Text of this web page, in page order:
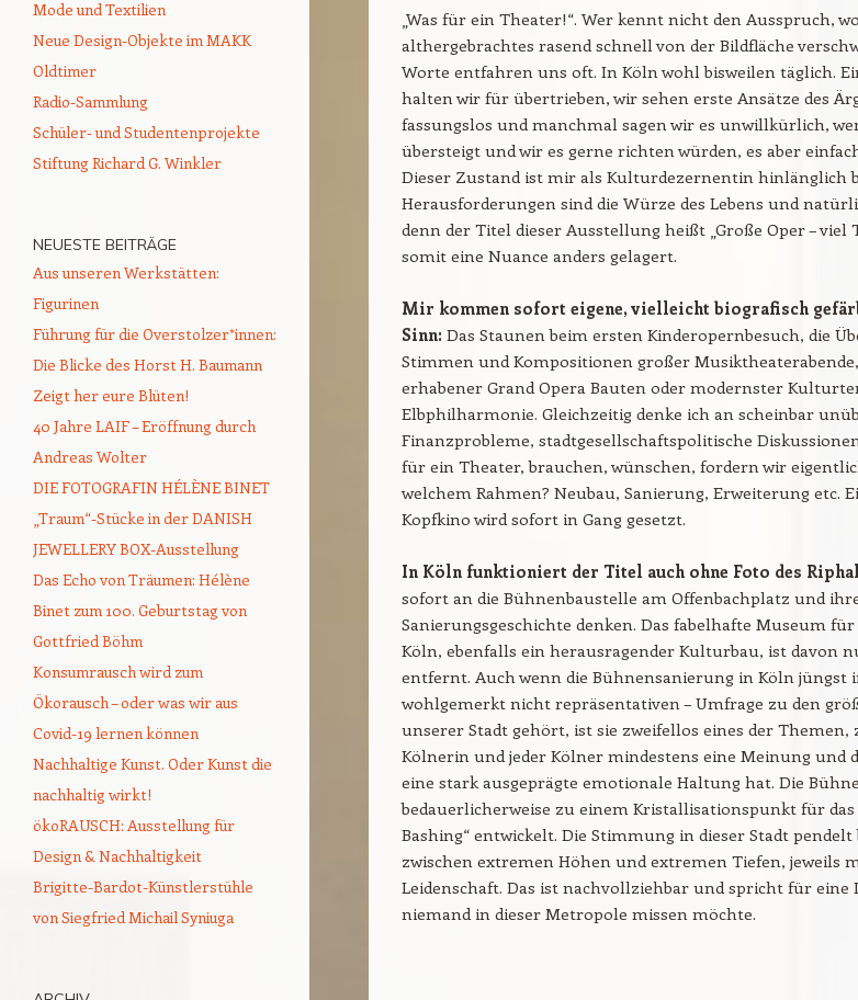
„Was für ein Theater!“. Wer kennt nicht den Ausspruch,
althergebrachtes rasend schnell von der Bildfläche
Worte entfahren uns oft. In Köln wohl bisweilen täglich.
halten wir für übertrieben, wir sehen erste Ansätze des
fassungslos und manchmal sagen wir es unwillkürlich,
übersteigt und wir es gerne richten würden, es aber
Dieser Zustand ist mir als Kulturdezernentin hinlänglich
Herausforderungen sind die Würze des Lebens und
denn der Titel dieser Ausstellung heißt „Große Oper – viel
somit eine Nuance anders gelagert.
Mir kommen sofort eigene, vielleicht biografisch
Sinn: Das Staunen beim ersten Kinderopernbesuch, die
Stimmen und Kompositionen großer
erhabener Grand Opera Bauten oder modernster
Elbphilharmonie. Gleichzeitig denke ich an scheinbar
Finanzprobleme, stadtgesellschaftspolitische
für ein Theater, brauchen, wünschen, fordern wir
welchem Rahmen? Neubau, Sanierung, Erweiterung etc.
Kopfkino wird sofort in Gang gesetzt.
In Köln funktioniert der Titel auch ohne Foto des
sofort an die Bühnenbaustelle am Offenbachplatz und
Sanierungsgeschichte denken. Das fabelhafte Museum
Köln, ebenfalls ein herausragender Kulturbau, ist davon
entfernt. Auch wenn die Bühnensanierung in Köln jüngst
wohlgemerkt nicht repräsentativen – Umfrage zu den
unserer Stadt gehört, ist sie zweifellos eines der Themen,
Kölnerin und jeder Kölner mindestens eine Meinung und
eine stark ausgeprägte emotionale Haltung hat. Die
bedauerlicherweise zu einem Kristallisationspunkt für das
Bashing“ entwickelt. Die Stimmung in dieser Stadt
zwischen extremen Höhen und extremen Tiefen, jeweils
Leidenschaft. Das ist nachvollziehbar und spricht für eine
niemand in dieser Metropole missen möchte.
Mode und Textilien
Neue Design-Objekte im MAKK
Oldtimer
Radio-Sammlung
Schüler- und Studentenprojekte
Stiftung Richard G. Winkler
NEUESTE BEITRÄGE
Aus unseren Werkstätten:
Figurinen
Führung für die Overstolzer*innen:
Die Blicke des Horst H. Baumann
Zeigt her eure Blüten!
40 Jahre LAIF – Eröffnung durch
Andreas Wolter
DIE FOTOGRAFIN HÉLÈNE BINET
„Traum“-Stücke in der DANISH
JEWELLERY BOX-Ausstellung
Das Echo von Träumen: Hélène
Binet zum 100. Geburtstag von
Gottfried Böhm
Konsumrausch wird zum
Ökorausch – oder was wir aus
Covid-19 lernen können
Nachhaltige Kunst. Oder Kunst die
nachhaltig wirkt!
ökoRAUSCH: Ausstellung für
Design & Nachhaltigkeit
Brigitte-Bardot-Künstlerstühle
von Siegfried Michail Syniuga